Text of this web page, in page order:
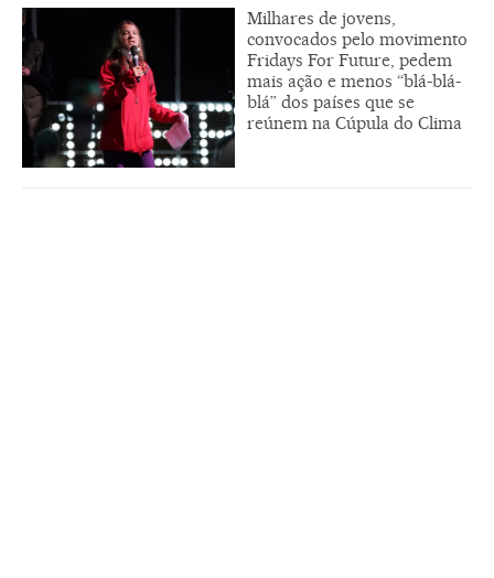
Milhares de jovens,
convocados pelo movimento
Fridays For Future, pedem
mais ação e menos “blá-blá-
blá” dos países que se
reúnem na Cúpula do Clima